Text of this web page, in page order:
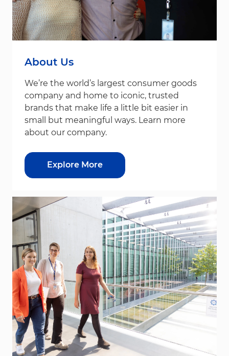
About Us
We’re the world’s largest consumer goods
company and home to iconic, trusted
brands that make life a little bit easier in
small but meaningful ways. Learn more
about our company.
Explore More